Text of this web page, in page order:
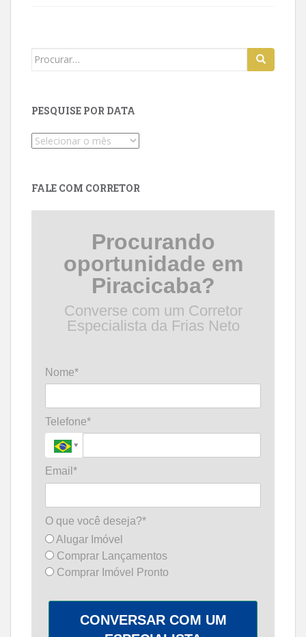
Search
PESQUISE POR DATA
Pesquise
FALE COM CORRETOR
Procurando
oportunidade em
Piracicaba?
Converse com um Corretor
Especialista da Frias Neto
Nome*
Telefone*
Email*
O que você deseja?*
Alugar Imóvel
Comprar Lançamentos
Comprar Imóvel Pronto
CONVERSAR COM UM